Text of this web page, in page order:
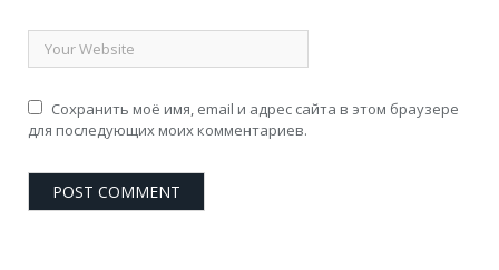
Сохранить моё имя, email и адрес сайта в этом браузере
для последующих моих комментариев.